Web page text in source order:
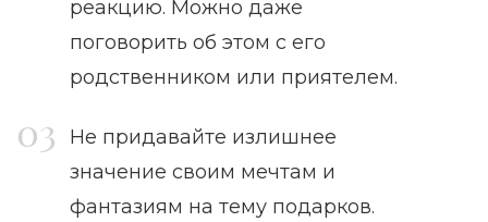
реакцию. Можно даже
поговорить об этом с его
родственником или приятелем.
Не придавайте излишнее
значение своим мечтам и
фантазиям на тему подарков.